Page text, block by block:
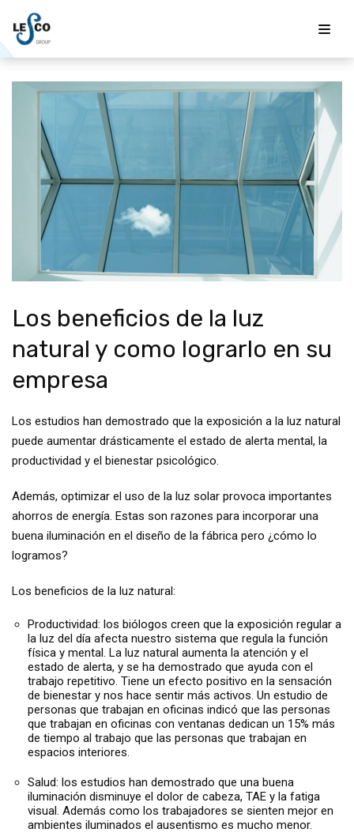
Saltar
al
contenido
Los beneficios de la luz
natural y como lograrlo en su
empresa
Los estudios han demostrado que la exposición a la luz natural
puede aumentar drásticamente el estado de alerta mental, la
productividad y el bienestar psicológico.
Además, optimizar el uso de la luz solar provoca importantes
ahorros de energía. Estas son razones para incorporar una
buena iluminación en el diseño de la fábrica pero ¿cómo lo
logramos?
Los beneficios de la luz natural:
Productividad: los biólogos creen que la exposición regular a
la luz del día afecta nuestro sistema que regula la función
física y mental. La luz natural aumenta la atención y el
estado de alerta, y se ha demostrado que ayuda con el
trabajo repetitivo. Tiene un efecto positivo en la sensación
de bienestar y nos hace sentir más activos. Un estudio de
personas que trabajan en oficinas indicó que las personas
que trabajan en oficinas con ventanas dedican un 15% más
de tiempo al trabajo que las personas que trabajan en
espacios interiores.
Salud: los estudios han demostrado que una buena
iluminación disminuye el dolor de cabeza, TAE y la fatiga
visual. Además como los trabajadores se sienten mejor en
ambientes iluminados el ausentismo es mucho menor.